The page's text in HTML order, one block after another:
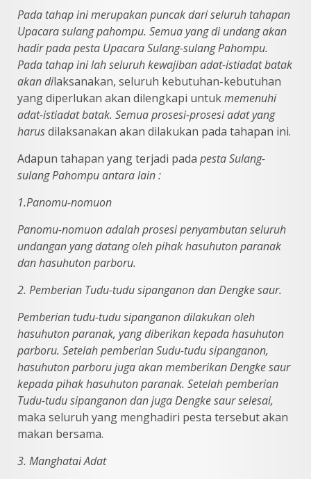
Pada tahap ini merupakan puncak dari seluruh tahapan
Upacarasulang pahompu. Semua yang di undang akan
hadir pada pesta Upacara Sulang-sulang Pahompu.
Pada tahap ini lah seluruh kewajiban adat-istiadat batak
akan dilaksanakan, seluruh kebutuhan-kebutuhan
yang diperlukan akan dilengkapi untukmemenuhi
adat-istiadat batak. Semua prosesi-prosesi adat yang
harusdilaksanakan akan dilakukan pada tahapan ini.
Adapun tahapan yang terjadi pada pesta Sulang-
sulang Pahompu antara lain :
1.Panomu-nomuon
Panomu-nomuon adalah prosesi penyambutan seluruh
undangan yangdatang oleh pihak hasuhuton paranak
dan hasuhuton parboru.
2. Pemberian Tudu-tudu sipanganon dan Dengke saur.
Pemberian tudu-tudu sipanganon dilakukan oleh
hasuhuton paranak, yangdiberikan kepada hasuhuton
parboru. Setelah pemberian Sudu-tudu sipanganon,
hasuhuton parboru juga akan memberikan Dengke saur
kepada pihak hasuhuton paranak. Setelah pemberian
Tudu-tudu sipanganon dan juga Dengke saur selesai,
maka seluruh yang menghadiri pesta tersebut akan
makan bersama.
3. Manghatai Adat